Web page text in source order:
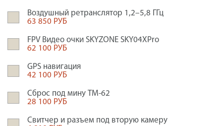
Воздушный ретранслятор 1,2–5,8 ГГц
63 850 РУБ
FPV Видео очки SKYZONE SKY04XPro
62 100 РУБ
GPS навигация
42 100 РУБ
Сброс под мину ТМ-62
28 100 РУБ
Свитчер и разъем под вторую камеру